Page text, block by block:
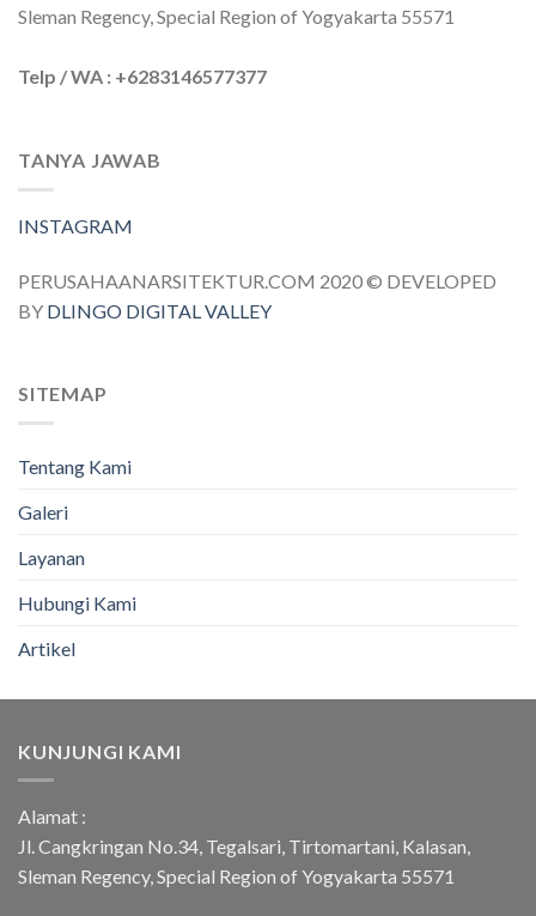
Sleman Regency, Special Region of Yogyakarta 55571
Telp / WA : +6283146577377
TANYA JAWAB
INSTAGRAM
PERUSAHAANARSITEKTUR.COM 2020 © DEVELOPED
BY DLINGO DIGITAL VALLEY
SITEMAP
Tentang Kami
Galeri
Layanan
Hubungi Kami
Artikel
KUNJUNGI KAMI
Alamat :
Jl. Cangkringan No.34, Tegalsari, Tirtomartani, Kalasan,
Sleman Regency, Special Region of Yogyakarta 55571